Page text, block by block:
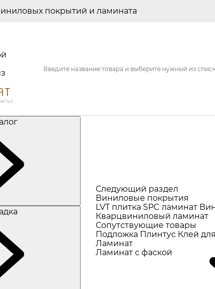
покрытий и ламината
Следующий раздел
Виниловые покрытия
LVT плитка SPC ламинат
Кварцвиниловый ламинат
Сопутствующие товары
Подложка Плинтус Клей
Ламинат
Ламинат с фаской